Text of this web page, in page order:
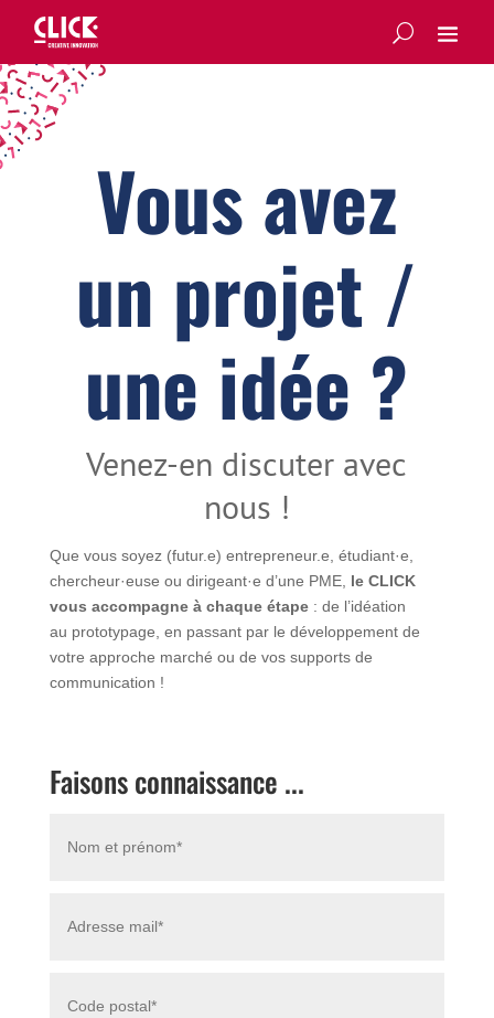
Vous avez
un projet /
une idée ?
Venez-en discuter avec
nous !
Que vous soyez (futur.e) entrepreneur.e, étudiant·e,
chercheur·euse ou dirigeant·e d’une PME, le CLICK
vous accompagne à chaque étape: de l’idéation
au prototypage, en passant par le développement de
votre approche marché ou de vos supports de
communication !
Faisons connaissance ...